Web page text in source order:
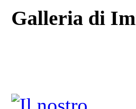
Galleria di